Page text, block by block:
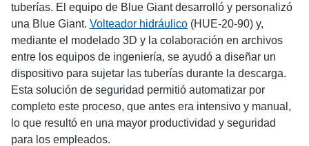
tuberías. El equipo de Blue Giant desarrolló y personalizó
una Blue Giant. Volteador hidráulico (HUE-20-90) y,
mediante el modelado 3D y la colaboración en archivos
entre los equipos de ingeniería, se ayudó a diseñar un
dispositivo para sujetar las tuberías durante la descarga.
Esta solución de seguridad permitió automatizar por
completo este proceso, que antes era intensivo y manual,
lo que resultó en una mayor productividad y seguridad
para los empleados.